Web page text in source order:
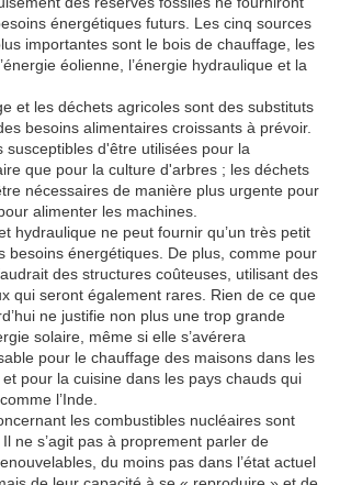
énergétiques futurs. Les cinq sources
importantes sont le bois de chauffage, les
éolienne, l’énergie hydraulique et la
et les déchets agricoles sont des substituts
besoins alimentaires croissants à prévoir.
susceptibles d'être utilisées pour la
que pour la culture d'arbres ; les déchets
nécessaires de manière plus urgente pour
alimenter les machines.
hydraulique ne peut fournir qu’un très petit
besoins énergétiques. De plus, comme pour
des structures coûteuses, utilisant des
qui seront également rares. Rien de ce que
ne justifie non plus une trop grande
solaire, même si elle s’avérera
pour le chauffage des maisons dans les
pour la cuisine dans les pays chauds qui
l’Inde.
les combustibles nucléaires sont
Il ne s’agit pas à proprement parler de
du moins pas dans l’état actuel